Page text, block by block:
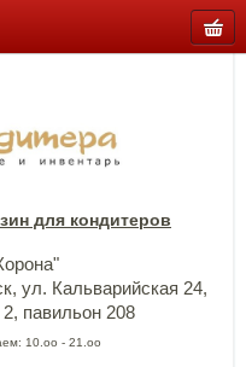
для кондитеров
ул. Кальварийская 24,
павильон 208
10.оо - 21.оо